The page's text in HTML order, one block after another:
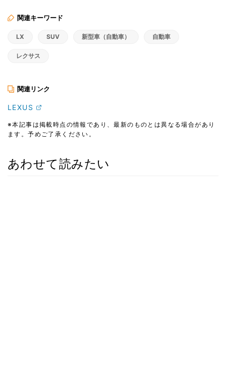
関連キーワード
LX SUV 新型車（自動車） 自動車
レクサス
関連リンク
LEXUS
※本記事は掲載時点の情報であり、最新のものとは異なる場合があり
ます。予めご了承ください。
あわせて読みたい